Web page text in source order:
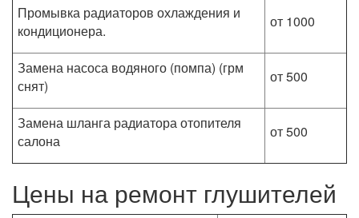
Промывка радиаторов охлаждения и
кондиционера.
от 1000
Замена насоса водяного (помпа) (грм
снят)
от 500
Замена шланга радиатора отопителя
салона
от 500
Цены на ремонт глушителей